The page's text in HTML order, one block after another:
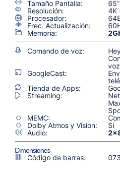
Tamaño Pantalla:
65”
Resolución:
4K
Procesador:
Frec. Actualización:
Memoria:
Comando de voz:
GoogleCast:
Tienda de Apps:
Streaming:
MEMC:
Dolby Atmos y Vision:
Sí
Audio:
Dimensiones
Código de barras: